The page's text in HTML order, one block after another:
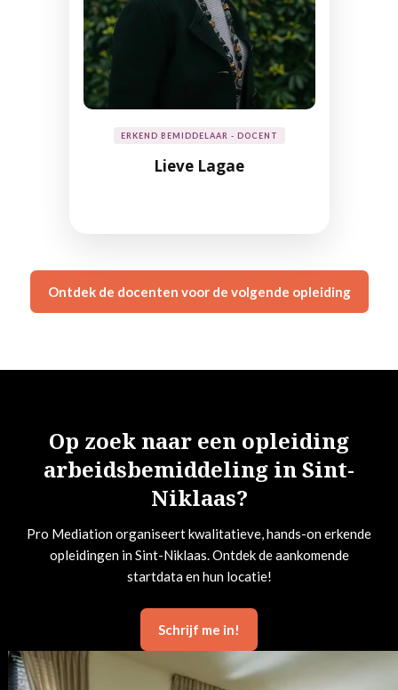
ERKEND BEMIDDELAAR - DOCENT
Lieve Lagae
Ontdek de docenten voor de volgende opleiding
Op zoek naar een opleiding
arbeidsbemiddeling in Sint-
Niklaas?
Pro Mediation organiseert kwalitatieve, hands-on erkende
opleidingen in Sint-Niklaas. Ontdek de aankomende
startdata en hun locatie!
Schrijf me in!